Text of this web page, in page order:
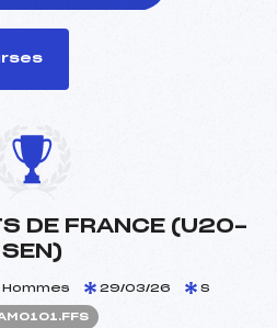
DE FRANCE (U20-
SEN)
29/03/26 S